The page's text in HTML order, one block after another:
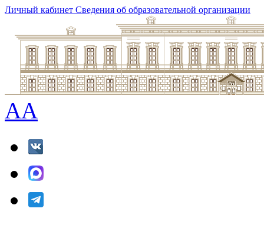
Личный кабинет Сведения об образовательной организации
AA